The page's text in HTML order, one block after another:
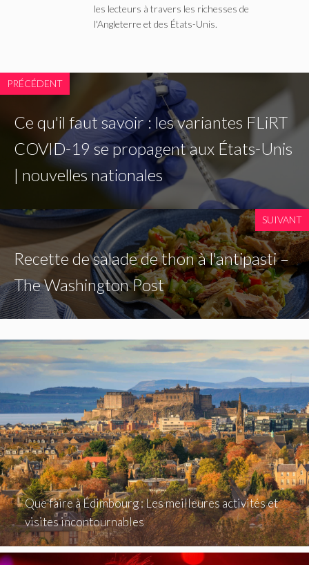
les lecteurs à travers les richesses de
l'Angleterre et des États-Unis.
PRÉCÉDENT
Ce qu'il faut savoir : les variantes FLiRT
COVID-19 se propagent aux États-Unis
| nouvelles nationales
SUIVANT
Recette de salade de thon à l'antipasti –
The Washington Post
Que faire à Édimbourg : Les meilleures activités et
visites incontournables